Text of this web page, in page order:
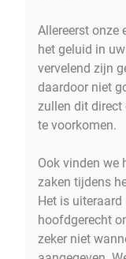
Allereerst onze
het geluid in
vervelend zijn
daardoor niet
zullen dit direct
te voorkomen.
Ook vinden we
zaken tijdens
Het is
hoofdgerecht
zeker niet